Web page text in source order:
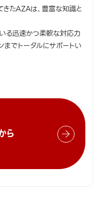
きたAZAは、豊富な知識と
る迅速かつ柔軟な対応力
までトータルにサポートい
ら